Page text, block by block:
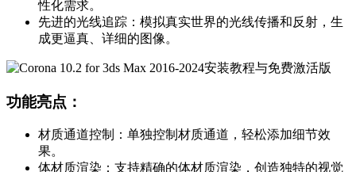
性化需求。
先进的光线追踪：模拟真实世界的光线传播和反射，生
成更逼真、详细的图像。
功能亮点：
材质通道控制：单独控制材质通道，轻松添加细节效
果。
体材质渲染：支持精确的体材质渲染，创造独特的视觉